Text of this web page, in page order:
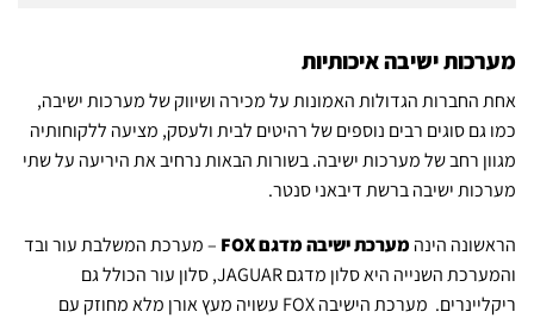
מערכות ישיבה איכותיות
אחת החברות הגדולות האמונות על מכירה ושיווק של מערכות ישיבה,
כמו גם סוגים רבים נוספים של רהיטים לבית ולעסק, מציעה ללקוחותיה
מגוון רחב של מערכות ישיבה. בשורות הבאות נרחיב את היריעה על שתי
מערכות ישיבה ברשת דיבאני סנטר.
הראשונה הינה מערכת ישיבה מדגם FOX
– מערכת המשלבת עור ובד
והמערכת השנייה היא סלון מדגם JAGUAR, סלון עור הכולל גם
ריקליינרים. מערכת הישיבה FOX עשויה מעץ אורן מלא מחוזק עם